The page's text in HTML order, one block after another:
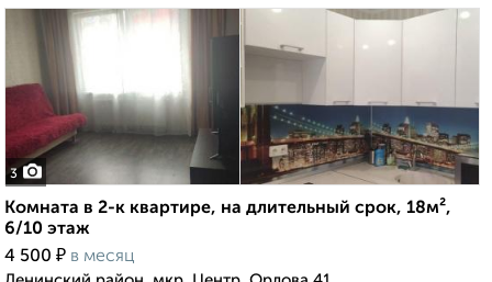
3
Комната в 2-к квартире, на длительный срок, 18м²,
6/10 этаж
4 500 ₽ в месяц